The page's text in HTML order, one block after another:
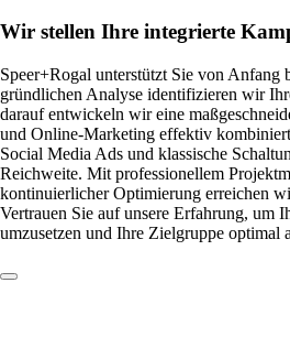
Wir stellen Ihre integrierte
Speer+Rogal unterstützt Sie von Anfang
gründlichen Analyse identifizieren wir
darauf entwickeln wir eine
und Online-Marketing effektiv
Social Media Ads und klassische
Reichweite. Mit professionellem
kontinuierlicher Optimierung erreichen
Vertrauen Sie auf unsere Erfahrung, um
umzusetzen und Ihre Zielgruppe optimal